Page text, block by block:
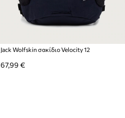
Jack Wolfskin σακίδιο Velocity 12
67,99 €